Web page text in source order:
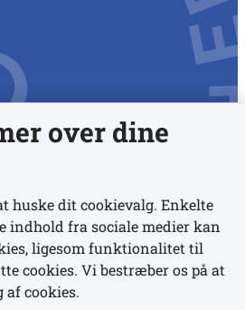
over dine
huske dit cookievalg. Enkelte
indhold fra sociale medier kan
ligesom funktionalitet til
cookies. Vi bestræber os på at
cookies.